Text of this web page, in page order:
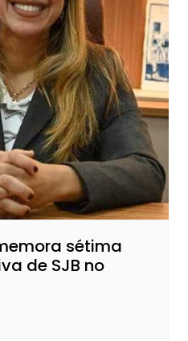
sétima
de SJB no